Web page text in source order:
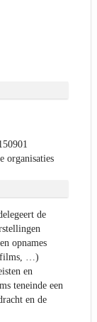
organisaties
de
opnames
…)
en
teneinde een
en de